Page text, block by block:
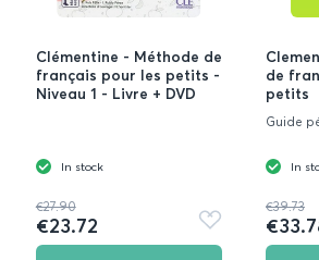
Clémentine - Méthode de
français pour les petits -
Niveau 1 - Livre + DVD
In stock
€27.90
€23.72
Add
to
de
petits
Guide
In
€39.73